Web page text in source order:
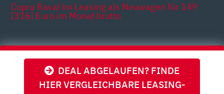
DEAL ABGELAUFEN? FINDE
HIER VERGLEICHBARE LEASING-
Cupra Raval im Leasing als Neuwagen für 149
[316] Euro im Monat brutto